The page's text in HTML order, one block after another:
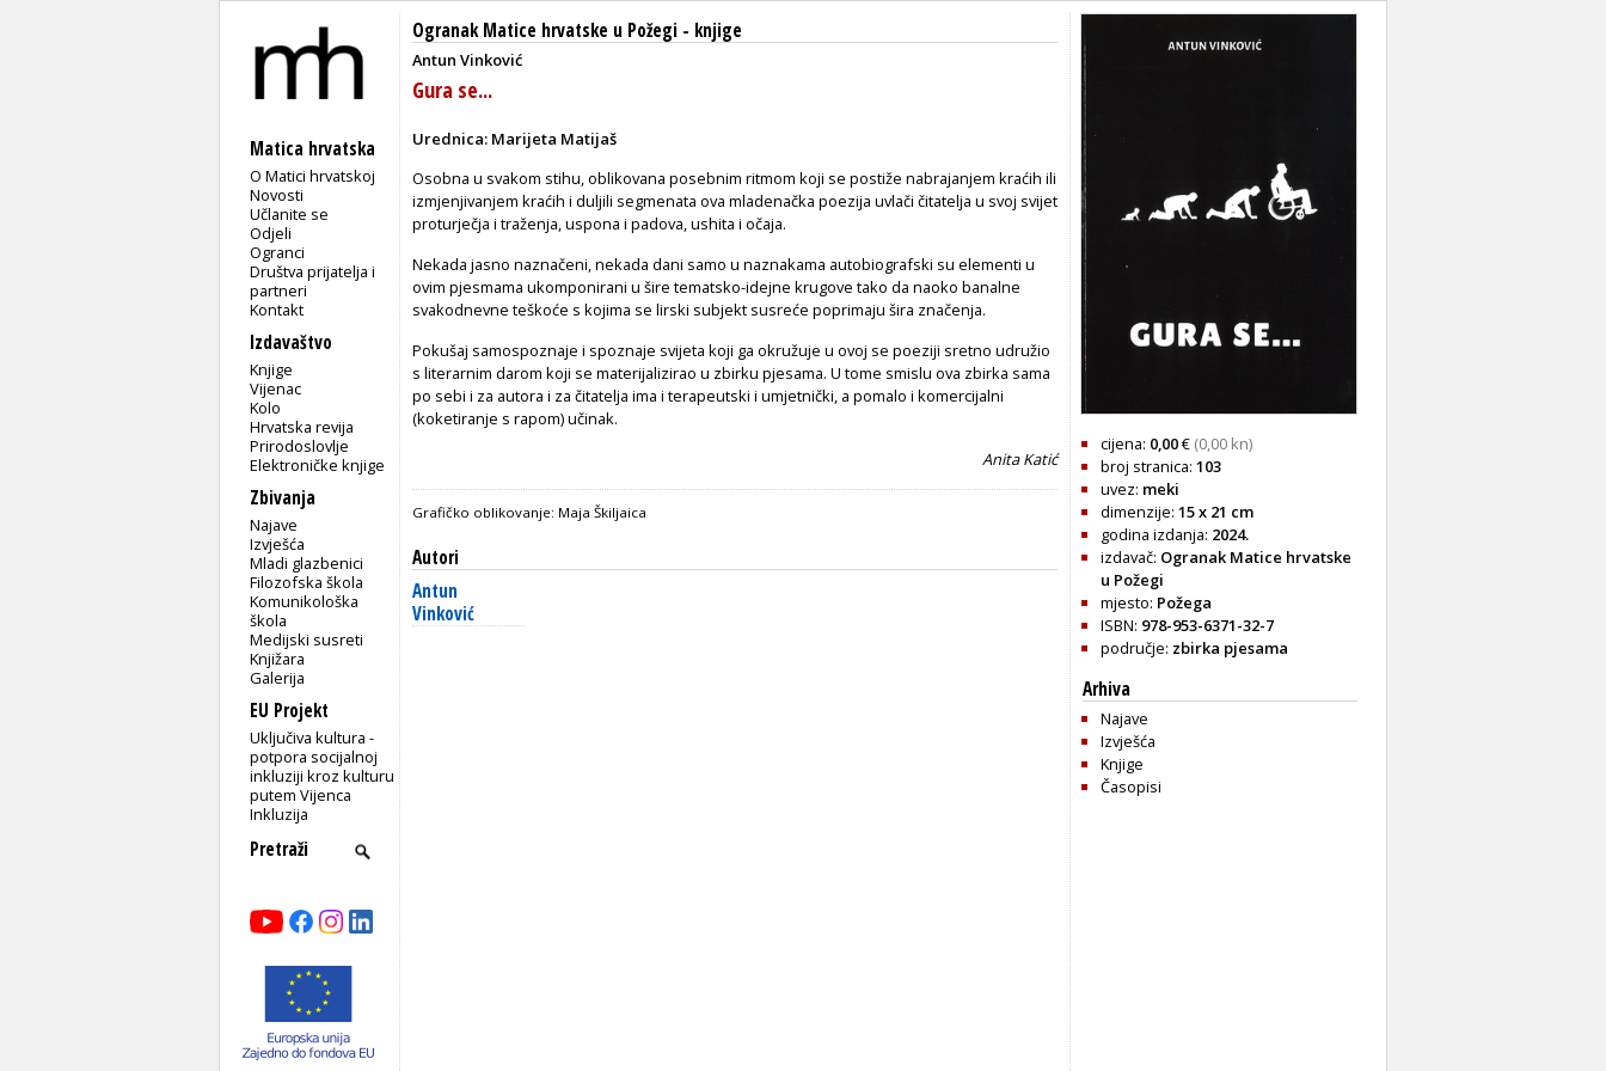
Matica hrvatska
O Matici hrvatskoj
Novosti
Učlanite se
Odjeli
Ogranci
Društva prijatelja i
partneri
Kontakt
Izdavaštvo
Knjige
Vijenac
Kolo
Hrvatska revija
Prirodoslovlje
Elektroničke knjige
Zbivanja
Najave
Izvješća
Mladi glazbenici
Filozofska škola
Komunikološka
škola
Medijski susreti
Knjižara
Galerija
EU Projekt
Uključiva kultura -
potpora socijalnoj
inkluziji kroz kulturu
putem Vijenca
Inkluzija
Ogranak Matice hrvatske u Požegi - knjige
Antun Vinković
Gura se...
Urednica: Marijeta Matijaš
Osobna u svakom stihu, oblikovana posebnim ritmom koji se postiže nabrajanjem kraćih ili
izmjenjivanjem kraćih i duljili segmenata ova mladenačka poezija uvlači čitatelja u svoj svijet
proturječja i traženja, uspona i padova, ushita i očaja.
Nekada jasno naznačeni, nekada dani samo u naznakama autobiografski su elementi u
ovim pjesmama ukomponirani u šire tematsko-idejne krugove tako da naoko banalne
svakodnevne teškoće s kojima se lirski subjekt susreće poprimaju šira značenja.
Pokušaj samospoznaje i spoznaje svijeta koji ga okružuje u ovoj se poeziji sretno udružio
s literarnim darom koji se materijalizirao u zbirku pjesama. U tome smislu ova zbirka sama
po sebi i za autora i za čitatelja ima i terapeutski i umjetnički, a pomalo i komercijalni
(koketiranje s rapom) učinak.
Anita Katić
Grafičko oblikovanje: Maja Škiljaica
Autori
Antun
Vinković
cijena: 0,00€ (0,00 kn)
broj stranica: 103
uvez: meki
dimenzije: 15 x 21 cm
godina izdanja: 2024.
izdavač: Ogranak Matice hrvatske
u Požegi
mjesto: Požega
ISBN: 978-953-6371-32-7
područje: zbirka pjesama
Arhiva
Najave
Izvješća
Knjige
Časopisi